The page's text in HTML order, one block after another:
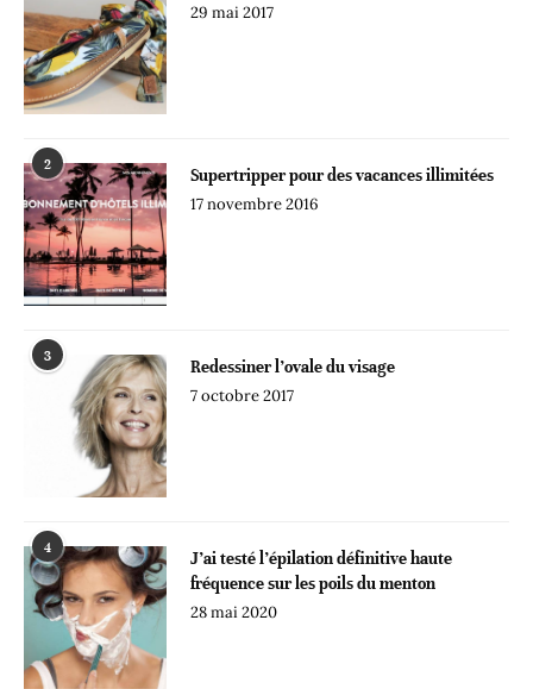
29 mai 2017
2
Supertripper pour des vacances illimitées
17 novembre 2016
3
Redessiner l’ovale du visage
7 octobre 2017
4
J’ai testé l’épilation définitive haute
fréquence sur les poils du menton
28 mai 2020